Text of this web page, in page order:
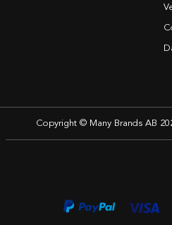
Copyright © Many Brands AB